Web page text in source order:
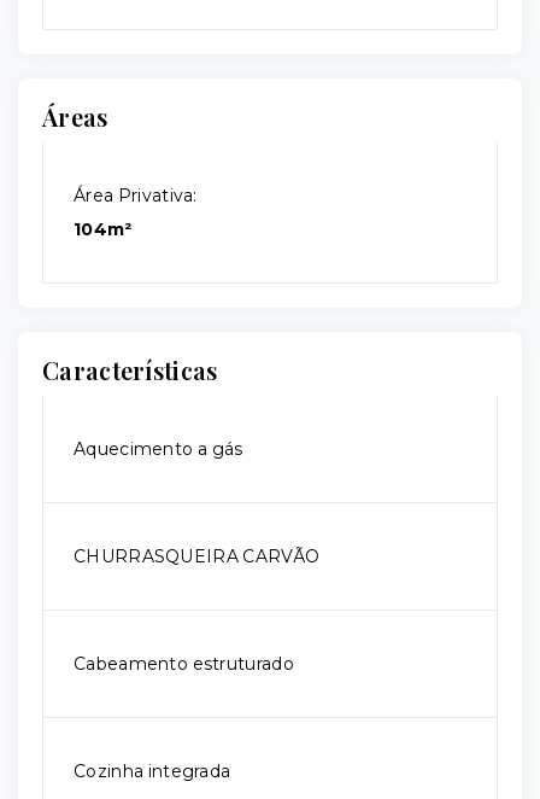
Áreas
Área Privativa:
104m²
Características
Aquecimento a gás
CHURRASQUEIRA CARVÃO
Cabeamento estruturado
Cozinha integrada